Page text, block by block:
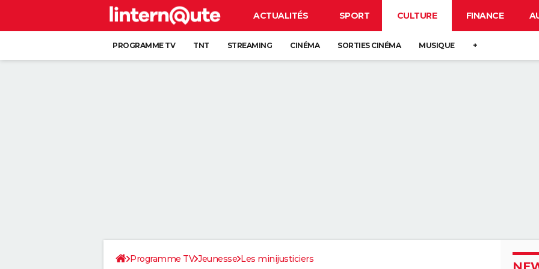
ACTUALITÉS SPORT CULTURE FINANCE
PROGRAMME TV TNT STREAMING CINÉMA SORTIES CINÉMA MUSIQUE +
Programme TV Jeunesse Les minijusticiers